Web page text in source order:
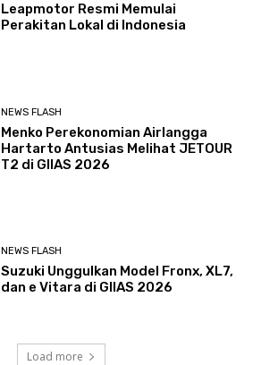
Leapmotor Resmi Memulai
Perakitan Lokal di Indonesia
NEWS FLASH
Menko Perekonomian Airlangga
Hartarto Antusias Melihat JETOUR
T2 di GIIAS 2026
NEWS FLASH
Suzuki Unggulkan Model Fronx, XL7,
dan e Vitara di GIIAS 2026
Load more